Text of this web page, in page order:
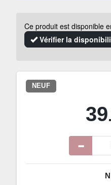
Ce produit est disponible
Vérifier la
NEUF
39